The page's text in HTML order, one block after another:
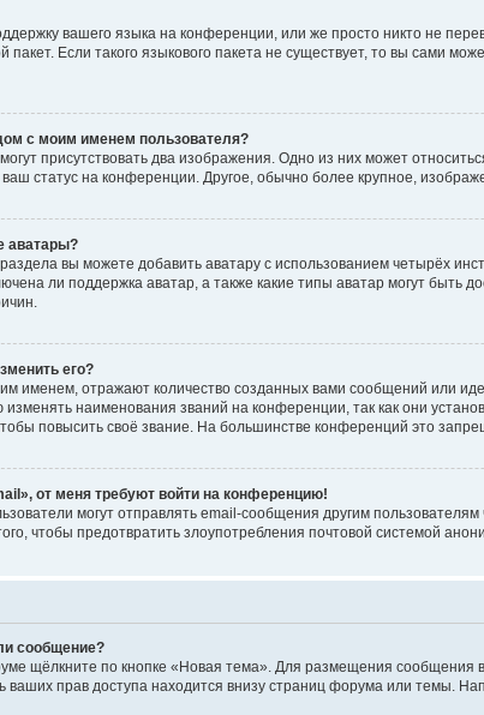
вашего языка на конференции, или же просто никто не
пакет. Если такого языкового пакета не существует, то вы сами
с моим именем пользователя?
присутствовать два изображения. Одно из них может
статус на конференции. Другое, обычно более крупное,
аватары?
вы можете добавить аватару с использованием четырёх
ли поддержка аватар, а также какие типы аватар могут
его?
именем, отражают количество созданных вами сообщений или
наименования званий на конференции, так как они
повысить своё звание. На большинстве конференций это
от меня требуют войти на конференцию!
могут отправлять email-сообщения другим
чтобы предотвратить злоупотребления почтовой системой
сообщение?
щёлкните по кнопке «Новая тема». Для размещения сообщения
ваших прав доступа находится внизу страниц форума или темы.